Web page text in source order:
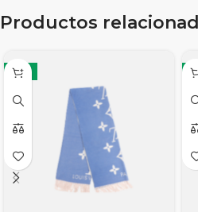
Productos
-11% -